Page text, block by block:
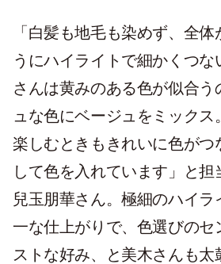
「白髪も地毛も染めず、全
うにハイライトで細かくつな
さんは黄みのある色が似合う
ュな色にベージュをミックス
楽しむときもきれいに色がつ
して色を入れています」と
兒玉朋華さん。極細のハイラ
一な仕上がりで、色選びのセ
ストな好み、と美木さんも太